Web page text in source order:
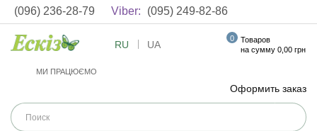
(096) 236-28-79 Viber: (095) 249-82-86
МИ ПРАЦЮЄМО
Оформить заказ
RU UA Товаров
0
на сумму 0,00 грн